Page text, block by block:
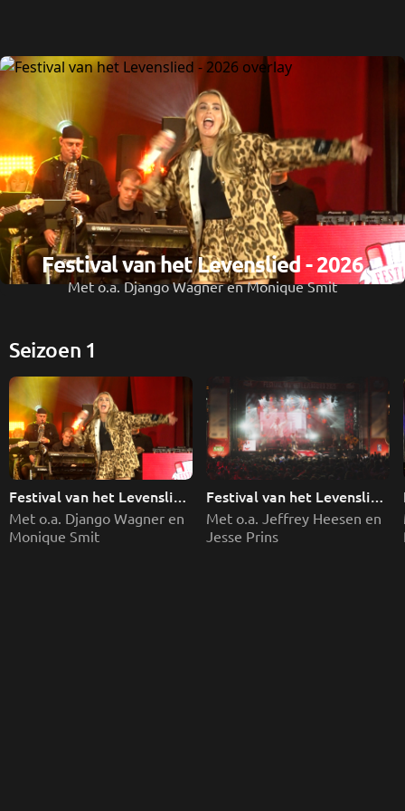
Festival van het Levenslied - 2026
Met o.a. Django Wagner en Monique Smit
Seizoen 1
Festival van het Levenslied
- 2026
Met o.a. Django Wagner en
Monique Smit
Festival van het Levenslied
- 2025
Met o.a. Jeffrey Heesen en
Jesse Prins